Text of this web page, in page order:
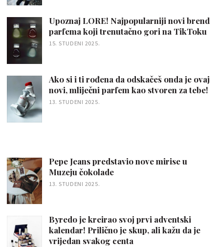
Upoznaj LORE! Najpopularniji novi brend
parfema koji trenutačno gori na TikToku
15. STUDENI 2025.
Ako si i ti rođena da odskačeš onda je ovaj
novi, mliječni parfem kao stvoren za tebe!
13. STUDENI 2025.
Pepe Jeans predstavio nove mirise u
Muzeju čokolade
13. STUDENI 2025.
Byredo je kreirao svoj prvi adventski
kalendar! Prilično je skup, ali kažu da je
vrijedan svakog centa